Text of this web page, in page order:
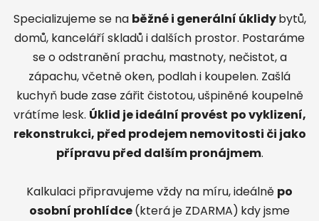
Specializujeme se na běžné i generální úklidybytů,
domů, kanceláří skladů i dalších prostor. Postaráme
se o odstranění prachu, mastnoty, nečistot, a
zápachu, včetně oken, podlah i koupelen. Zašlá
kuchyň bude zase zářit čistotou, ušpiněné koupelně
vrátíme lesk. Úklid je ideální provést po vyklizení,
rekonstrukci, před prodejem nemovitosti či jako
přípravu před dalším pronájmem.
Kalkulaci připravujeme vždy na míru, ideálně po
osobní prohlídce(která je ZDARMA) kdy jsme